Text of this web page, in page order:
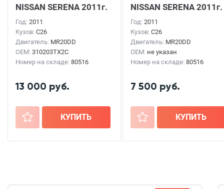
NISSAN SERENA2011г.
Год: 2011
Кузов: C26
Двигатель: MR20DD
OEM: 310203TX2C
Номер на складе: 80516
13 000 руб.
+ КУПИТЬ
NISSAN SERENA2011г.
Год: 2011
Кузов: C26
Двигатель: MR20DD
OEM: не указан
Номер на складе: 80516
7 500 руб.
+ КУПИТЬ